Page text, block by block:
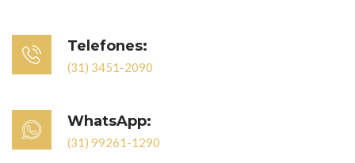
Telefones:
(31) 3451-2090
WhatsApp:
(31) 99261-1290